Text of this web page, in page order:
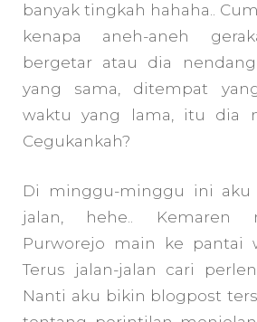
banyak tingkah hahaha..
kenapa aneh-aneh
bergetar atau dia
yang sama, ditempat
waktu yang lama, itu dia
Cegukankah?
Di minggu-minggu ini aku
jalan, hehe.. Kemaren
Purworejo main ke pantai
Terus jalan-jalan cari
Nanti aku bikin blogpost